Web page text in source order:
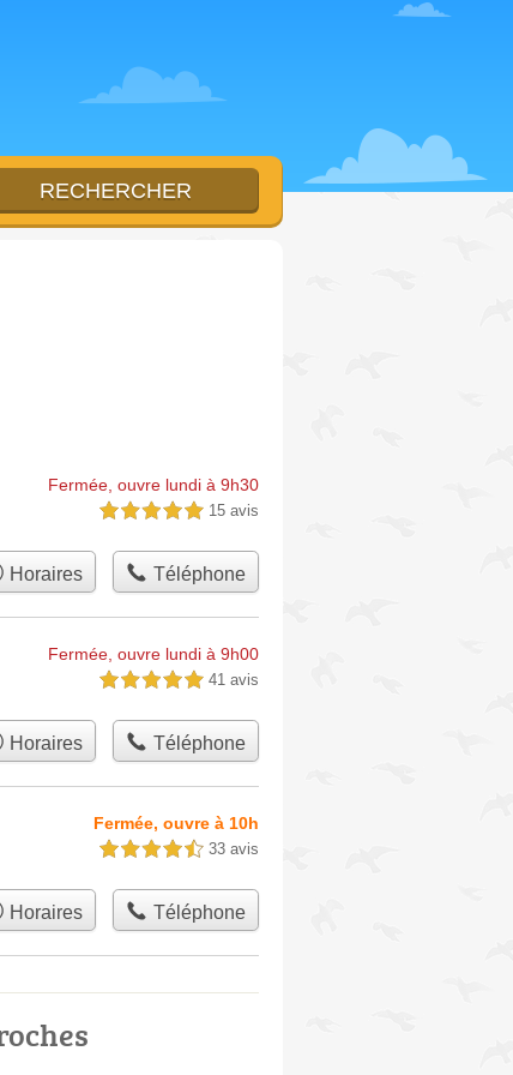
Fermée, ouvre lundi à 9h30
5,0 étoiles sur 5 15 avis
Horaires Téléphone
Fermée, ouvre lundi à 9h00
5,0 étoiles sur 5 41 avis
Horaires Téléphone
Fermée, ouvre à 10h
4,5 étoiles sur 5 33 avis
Horaires Téléphone